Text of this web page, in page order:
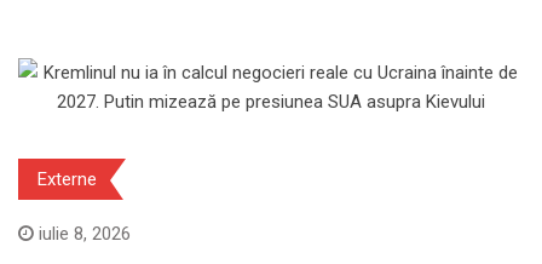
Externe
iulie 8, 2026